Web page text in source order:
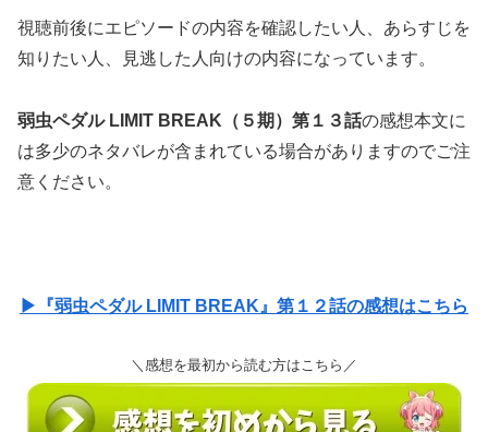
視聴前後にエピソードの内容を確認したい人、あらすじを
知りたい人、見逃した人向けの内容になっています。
弱虫ペダル LIMIT BREAK（５期）第１３話の感想本文に
は多少のネタバレが含まれている場合がありますのでご注
意ください。
▶『弱虫ペダル LIMIT BREAK』第１２話の感想はこちら
＼感想を最初から読む方はこちら／